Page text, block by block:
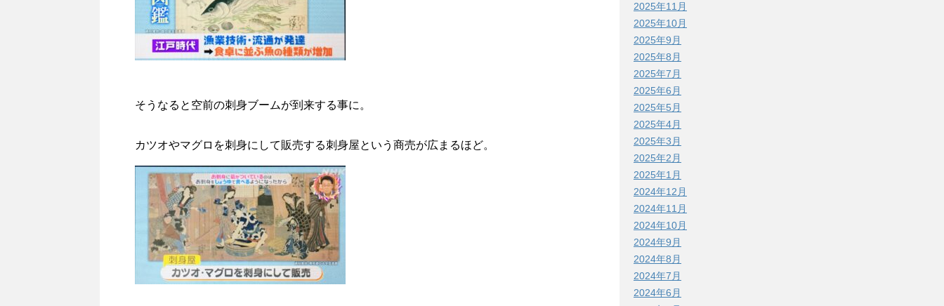
そうなると空前の刺身ブームが到来する事に。
カツオやマグロを刺身にして販売する刺身屋という商売が広まるほど。
2025年11月
2025年10月
2025年9月
2025年8月
2025年7月
2025年6月
2025年5月
2025年4月
2025年3月
2025年2月
2025年1月
2024年12月
2024年11月
2024年10月
2024年9月
2024年8月
2024年7月
2024年6月